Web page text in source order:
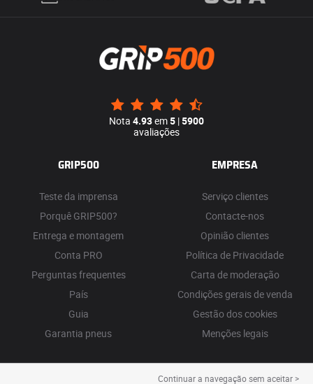
Nota 4.93em5 |5900
avaliações
GRIP500
Teste da imprensa
Porquê GRIP500?
Entrega e montagem
Conta PRO
Perguntas frequentes
País
Guia
Garantia pneus
EMPRESA
Serviço clientes
Contacte-nos
Opinião clientes
Política de Privacidade
Carta de moderação
Condições gerais de venda
Gestão dos cookies
Menções legais
Continuar a navegação sem aceitar >